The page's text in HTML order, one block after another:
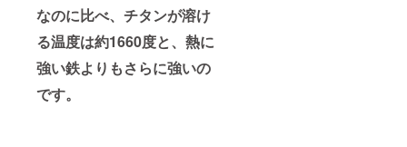
なのに比べ、チタンが溶け
る温度は約1660度と、熱に
強い鉄よりもさらに強いの
です。